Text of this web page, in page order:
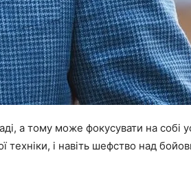
а тому може фокусувати на собі
техніки, і навіть шефство над